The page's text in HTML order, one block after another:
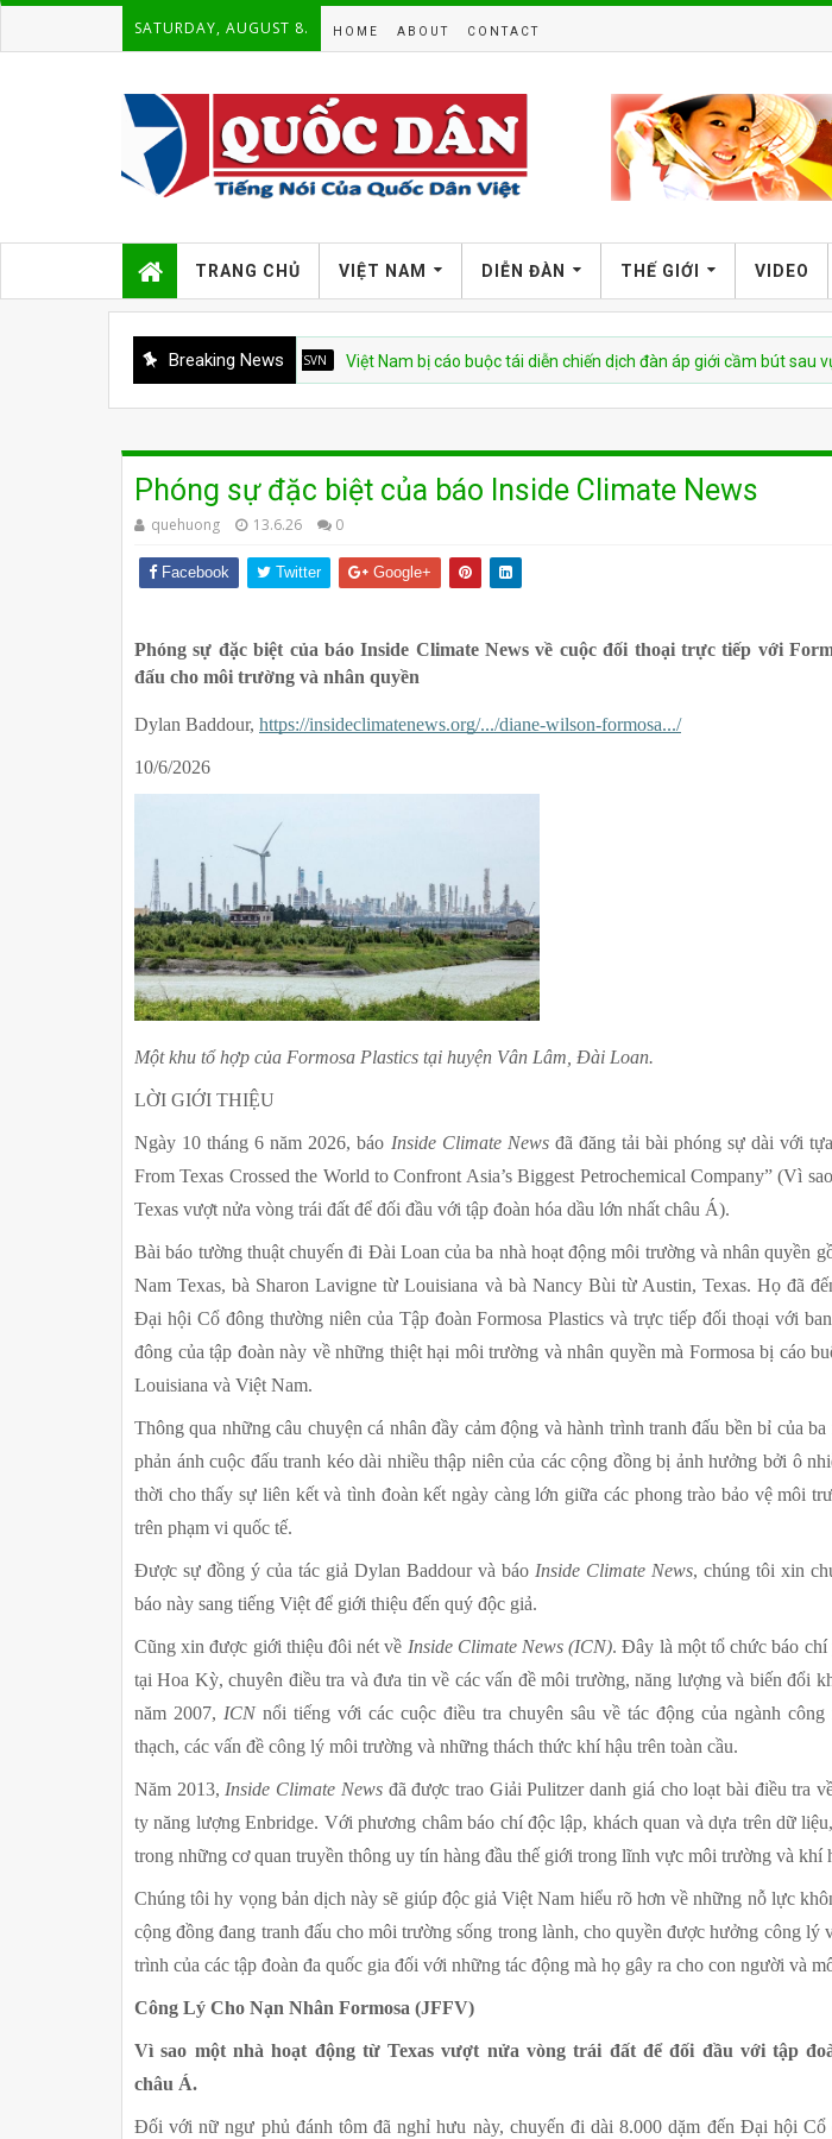
SATURDAY, AUGUST 8. HOME ABOUT CONTACT
TRANG CHỦ VIỆT NAM DIỄN ĐÀN THẾ GIỚI VIDEO
Breaking News
CSVN Việt Nam bị cáo buộc tái diễn chiến dịch đàn áp giới cầm bút sau vụ bắt
Phóng sự đặc biệt của báo Inside Climate News
quehuong 13.6.26 0
Facebook Twitter Google+
Phóng sự đặc biệt của báo Inside Climate News về cuộc đối thoại trực tiếp với
đấu cho môi trường và nhân quyền
Dylan Baddour, https://insideclimatenews.org/.../diane-wilson-formosa.../
10/6/2026
Một khu tổ hợp của Formosa Plastics tại huyện Vân Lâm, Đài Loan.
LỜI GIỚI THIỆU
Ngày 10 tháng 6 năm 2026, báo Inside Climate News đã đăng tải bài phóng sự dài với
From Texas Crossed the World to Confront Asia’s Biggest Petrochemical Company” (Vì
Texas vượt nửa vòng trái đất để đối đầu với tập đoàn hóa dầu lớn nhất châu Á).
Bài báo tường thuật chuyến đi Đài Loan của ba nhà hoạt động môi trường và nhân quyền
Nam Texas, bà Sharon Lavigne từ Louisiana và bà Nancy Bùi từ Austin, Texas. Họ đã
Đại hội Cổ đông thường niên của Tập đoàn Formosa Plastics và trực tiếp đối thoại với
đông của tập đoàn này về những thiệt hại môi trường và nhân quyền mà Formosa bị cáo
Louisiana và Việt Nam.
Thông qua những câu chuyện cá nhân đầy cảm động và hành trình tranh đấu bền bỉ của
phản ánh cuộc đấu tranh kéo dài nhiều thập niên của các cộng đồng bị ảnh hưởng bởi ô
thời cho thấy sự liên kết và tình đoàn kết ngày càng lớn giữa các phong trào bảo vệ môi
trên phạm vi quốc tế.
Được sự đồng ý của tác giả Dylan Baddour và báo Inside Climate News, chúng tôi xin
báo này sang tiếng Việt để giới thiệu đến quý độc giả.
Cũng xin được giới thiệu đôi nét về Inside Climate News (ICN). Đây là một tổ chức báo
tại Hoa Kỳ, chuyên điều tra và đưa tin về các vấn đề môi trường, năng lượng và biến đổi
năm 2007, ICN nổi tiếng với các cuộc điều tra chuyên sâu về tác động của ngành công
thạch, các vấn đề công lý môi trường và những thách thức khí hậu trên toàn cầu.
Năm 2013, Inside Climate News đã được trao Giải Pulitzer danh giá cho loạt bài điều tra
ty năng lượng Enbridge. Với phương châm báo chí độc lập, khách quan và dựa trên dữ liệu,
trong những cơ quan truyền thông uy tín hàng đầu thế giới trong lĩnh vực môi trường và khí
Chúng tôi hy vọng bản dịch này sẽ giúp độc giả Việt Nam hiểu rõ hơn về những nỗ lực
cộng đồng đang tranh đấu cho môi trường sống trong lành, cho quyền được hưởng công lý
trình của các tập đoàn đa quốc gia đối với những tác động mà họ gây ra cho con người và
Công Lý Cho Nạn Nhân Formosa (JFFV)
Vì sao một nhà hoạt động từ Texas vượt nửa vòng trái đất để đối đầu với tập
châu Á.
Đối với nữ ngư phủ đánh tôm đã nghỉ hưu này, chuyến đi dài 8.000 dặm đến Đại hội Cổ